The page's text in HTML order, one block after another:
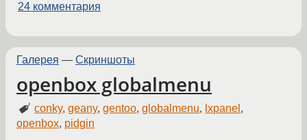
24 комментария
Галерея — Скриншоты
openbox globalmenu
conky,geany,gentoo,globalmenu, lxpanel ,
openbox, pidgin